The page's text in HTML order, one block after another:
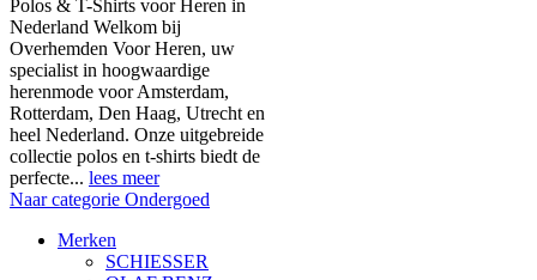
Polos & T-Shirts voor Heren in
Nederland Welkom bij
Overhemden Voor Heren, uw
specialist in hoogwaardige
herenmode voor Amsterdam,
Rotterdam, Den Haag, Utrecht en
heel Nederland. Onze uitgebreide
collectie polos en t-shirts biedt de
perfecte... lees meer
Naar categorie Ondergoed
Merken
SCHIESSER